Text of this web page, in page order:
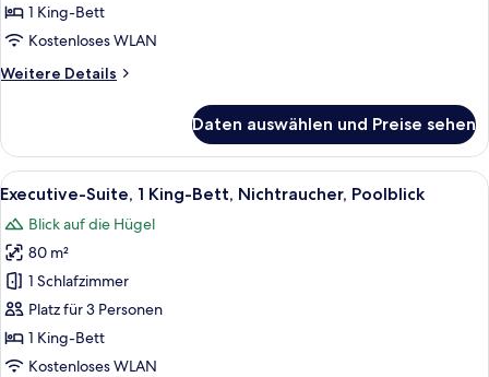
1 King-Bett
Kostenloses WLAN
Weitere Details
Weitere
Suite
Daten auswählen und Preise sehen
Alle
Fotos
für
Executive-
Suite,
1 King-
Bett,
Nichtraucher,
Ein modernes Hotelzimmer mit
6
Executive-Suite, 1 King-Bett, Nichtraucher, Poolblick
Blick auf die Hügel
80 m²
1 Schlafzimmer
Platz für 3 Personen
1 King-Bett
Kostenloses WLAN